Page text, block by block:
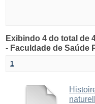
Exibindo 4 do total de
- Faculdade de Saúde
1